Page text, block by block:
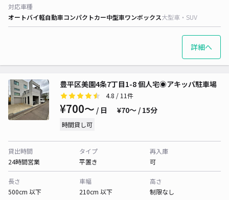
対応車種
オートバイ軽自動車コンパクトカー中型車ワンボックス大型車・SUV
詳細へ
豊平区美園4条7丁目1-8 個人宅◉アキッパ駐車場
4.8 / 11件
¥700〜 / 日 ¥70〜 / 15分
時間貸し可
貸出時間
24時間営業
タイプ
平置き
再入庫
可
長さ
500cm 以下
車幅
210cm 以下
高さ
制限なし